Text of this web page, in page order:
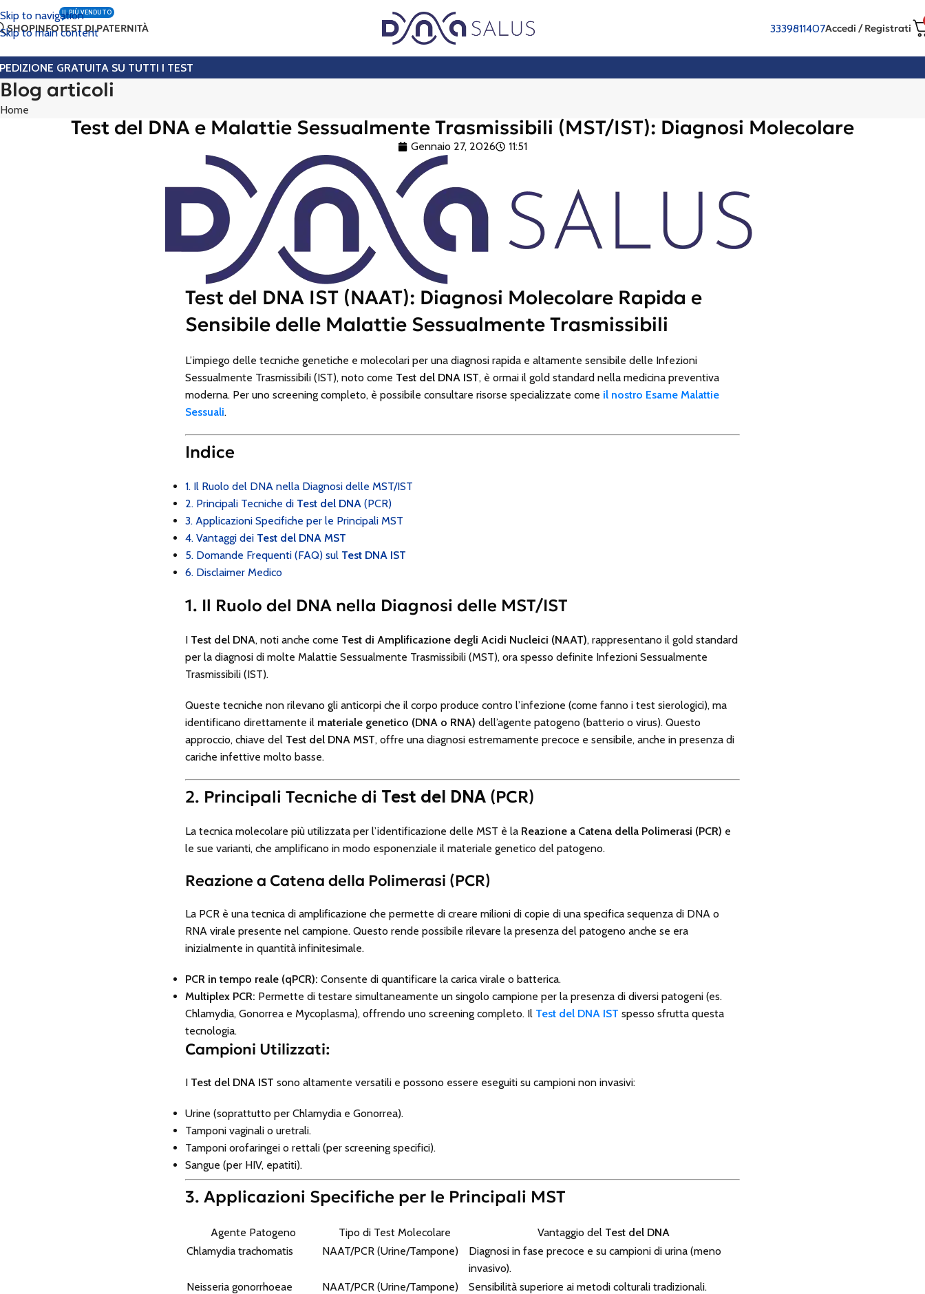
Skip to navigation
Skip to main content
SHOPINFOTEST DI PATERNITÀ
IL PIÙ VENDUTO
3339811407Accedi / Registrati
GRATUITA SU TUTTI I TEST
Blog articoli
Home
Test del DNA e Malattie Sessualmente Trasmissibili (MST/IST): Diagnosi Molecolare
Gennaio 27, 2026 11:51
Test del DNA IST (NAAT): Diagnosi Molecolare Rapida e
Sensibile delle Malattie Sessualmente Trasmissibili
L’impiego delle tecniche genetiche e molecolari per una diagnosi rapida e altamente sensibile delle Infezioni
Sessualmente Trasmissibili (IST), noto come Test del DNA IST, è ormai il gold standard nella medicina preventiva
moderna. Per uno screening completo, è possibile consultare risorse specializzate come il nostro Esame Malattie
Sessuali.
Indice
1. Il Ruolo del DNA nella Diagnosi delle MST/IST
2. Principali Tecniche di Test del DNA(PCR)
3. Applicazioni Specifiche per le Principali MST
4. Vantaggi dei Test del DNA MST
5. Domande Frequenti (FAQ) sul Test DNA IST
6. Disclaimer Medico
1. Il Ruolo del DNA nella Diagnosi delle MST/IST
I Test del DNA, noti anche come Test di Amplificazione degli Acidi Nucleici (NAAT), rappresentano il gold standard
per la diagnosi di molte Malattie Sessualmente Trasmissibili (MST), ora spesso definite Infezioni Sessualmente
Trasmissibili (IST).
Queste tecniche non rilevano gli anticorpi che il corpo produce contro l’infezione (come fanno i test sierologici), ma
identificano direttamente il materiale genetico (DNA o RNA) dell’agente patogeno (batterio o virus). Questo
approccio, chiave del Test del DNA MST, offre una diagnosi estremamente precoce e sensibile, anche in presenza di
cariche infettive molto basse.
2. Principali Tecniche di Test del DNA(PCR)
La tecnica molecolare più utilizzata per l’identificazione delle MST è la Reazione a Catena della Polimerasi (PCR) e
le sue varianti, che amplificano in modo esponenziale il materiale genetico del patogeno.
Reazione a Catena della Polimerasi (PCR)
La PCR è una tecnica di amplificazione che permette di creare milioni di copie di una specifica sequenza di DNA o
RNA virale presente nel campione. Questo rende possibile rilevare la presenza del patogeno anche se era
inizialmente in quantità infinitesimale.
PCR in tempo reale (qPCR): Consente di quantificare la carica virale o batterica.
Multiplex PCR: Permette di testare simultaneamente un singolo campione per la presenza di diversi patogeni (es.
Chlamydia, Gonorrea e Mycoplasma), offrendo uno screening completo. Il Test del DNA IST spesso sfrutta questa
tecnologia.
Campioni Utilizzati:
I Test del DNA IST sono altamente versatili e possono essere eseguiti su campioni non invasivi:
Urine (soprattutto per Chlamydia e Gonorrea).
Tamponi vaginali o uretrali.
Tamponi orofaringei o rettali (per screening specifici).
Sangue (per HIV, epatiti).
3. Applicazioni Specifiche per le Principali MST
Agente Patogeno Tipo di Test Molecolare Vantaggio del Test del DNA
Chlamydia trachomatis
NAAT/PCR (Urine/Tampone)
Diagnosi in fase precoce e su campioni di urina (meno
invasivo).
Neisseria gonorrhoeae
NAAT/PCR (Urine/Tampone) Sensibilità superiore ai metodi colturali tradizionali.